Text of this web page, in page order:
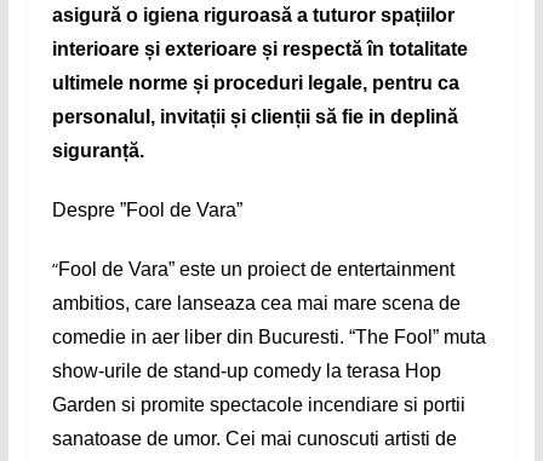
asigură o igiena riguroasă a tuturor spațiilor
interioare și exterioare și respectă în totalitate
ultimele norme și proceduri legale, pentru ca
personalul, invitații și clienții să fie in deplină
siguranță.
Despre ”Fool de Vara”
“Fool de Vara” este un proiect de entertainment
ambitios, care lanseaza cea mai mare scena de
comedie in aer liber din Bucuresti. “The Fool” muta
show-urile de stand-up comedy la terasa Hop
Garden si promite spectacole incendiare si portii
sanatoase de umor. Cei mai cunoscuti artisti de